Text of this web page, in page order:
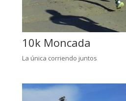
10k Moncada
La única corriendo juntos